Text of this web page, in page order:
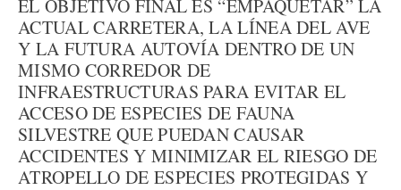
EL OBJETIVO FINAL ES “EMPAQUETAR” LA
ACTUAL CARRETERA, LA LÍNEA DEL AVE
Y LA FUTURA AUTOVÍA DENTRO DE UN
MISMO CORREDOR DE
INFRAESTRUCTURAS PARA EVITAR EL
ACCESO DE ESPECIES DE FAUNA
SILVESTRE QUE PUEDAN CAUSAR
ACCIDENTES Y MINIMIZAR EL RIESGO DE
ATROPELLO DE ESPECIES PROTEGIDAS Y